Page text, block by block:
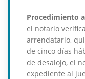
Procedimiento
el notario
arrendatario,
de cinco días
de desalojo, el
expediente al